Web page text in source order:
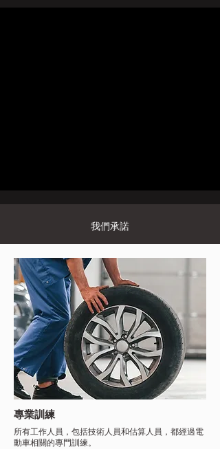
我們承諾
專業訓練
所有工作人員，包括技術人員和估算人員，都經過電
動車相關的專門訓練。